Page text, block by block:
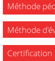
Méthode
Méthode
Certification